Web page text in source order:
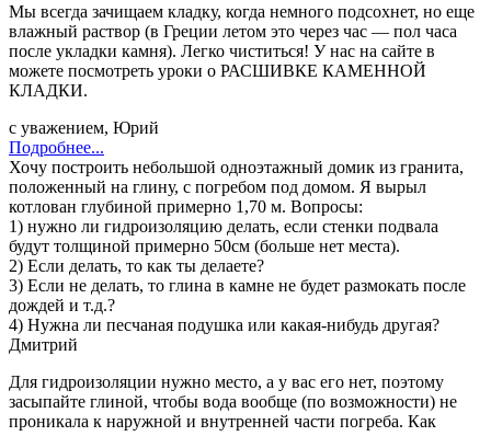
Мы всегда зачищаем кладку, когда немного подсохнет, но еще
влажный раствор (в Греции летом это через час — пол часа
после укладки камня). Легко чиститься! У нас на сайте в
можете посмотреть уроки о РАСШИВКЕ КАМЕННОЙ
КЛАДКИ.
с уважением, Юрий
Подробнее...
Хочу построить небольшой одноэтажный домик из гранита,
положенный на глину, с погребом под домом. Я вырыл
котлован глубиной примерно 1,70 м. Вопросы:
1) нужно ли гидроизоляцию делать, если стенки подвала
будут толщиной примерно 50см (больше нет места).
2) Если делать, то как ты делаете?
3) Если не делать, то глина в камне не будет размокать после
дождей и т.д.?
4) Нужна ли песчаная подушка или какая-нибудь другая?
Дмитрий
Для гидроизоляции нужно место, а у вас его нет, поэтому
засыпайте глиной, чтобы вода вообще (по возможности) не
проникала к наружной и внутренней части погреба. Как